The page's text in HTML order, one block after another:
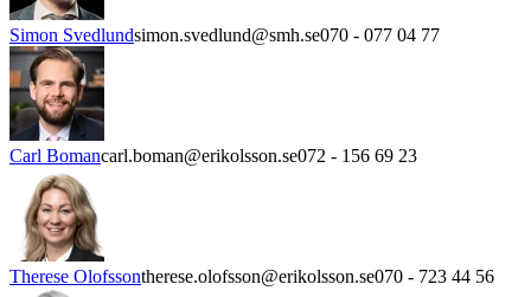
Simon Svedlundsimon.svedlund@smh.se070 - 077 04 77
Carl Bomancarl.boman@erikolsson.se072 - 156 69 23
Therese Olofssontherese.olofsson@erikolsson.se070 - 723 44 56